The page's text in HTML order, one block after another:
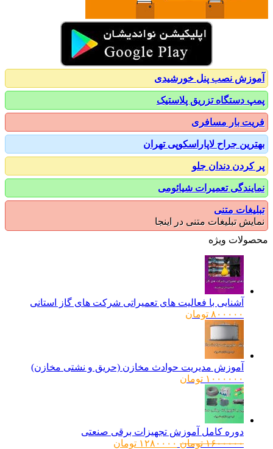
نصب پنل خورشیدی
دستگاه تزریق پلاستیک
بار مسافری
جراح لاپاراسکوپی تهران
دندان جلو
تعمیرات شیائومی
متنی
تبلیغات متنی در اینجا
ویژه
آشنایی با فعالیت های تعمیراتی شرکت های گاز استانی
۸۰۰۰۰۰ تومان
آموزش مدیریت حوادث مخازن (حریق و نشتی مخازن)
۱۰۰۰۰۰۰ تومان
دوره کامل آموزش تجهیزات برقی صنعتی
۱۶۰۰۰۰۰ تومانقیمت
۱۲۸۰۰۰۰ تومانقیمت